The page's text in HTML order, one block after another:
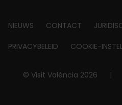
Footer
about
NIEUWS CONTACT
PRIVACYBELEID COOKIE-
© Visit València 2026 |